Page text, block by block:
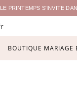
LE PRINTEMPS S'INVITE
BOUTIQUE MARIAGE